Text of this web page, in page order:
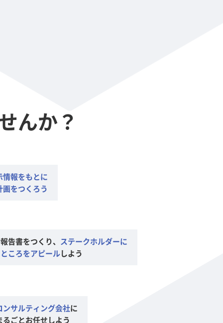
んか？
情報をもとに
画をつくろう
告書をつくり、 ステークホルダーに
ころをアピールしよう
ンサルティング会社に
るごとお任せしよう